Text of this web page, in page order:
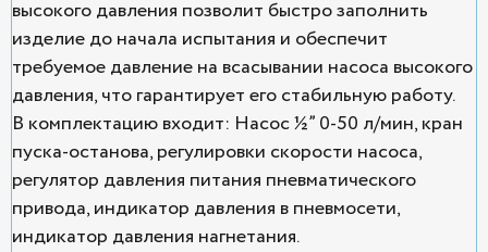
высокого давления позволит быстро заполнить
изделие до начала испытания и обеспечит
требуемое давление на всасывании насоса высокого
давления, что гарантирует его стабильную работу.
В комплектацию входит: Насос ½” 0-50 л/мин, кран
пуска-останова, регулировки скорости насоса,
регулятор давления питания пневматического
привода, индикатор давления в пневмосети,
индикатор давления нагнетания.